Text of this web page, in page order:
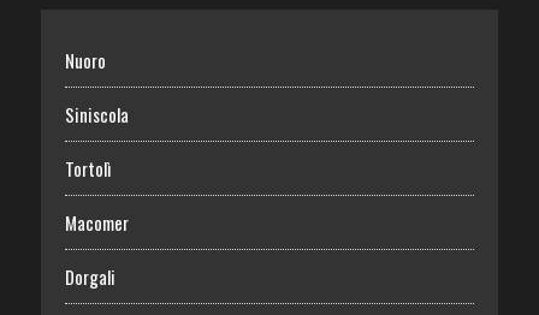
Nuoro
Siniscola
Tortolì
Macomer
Dorgali